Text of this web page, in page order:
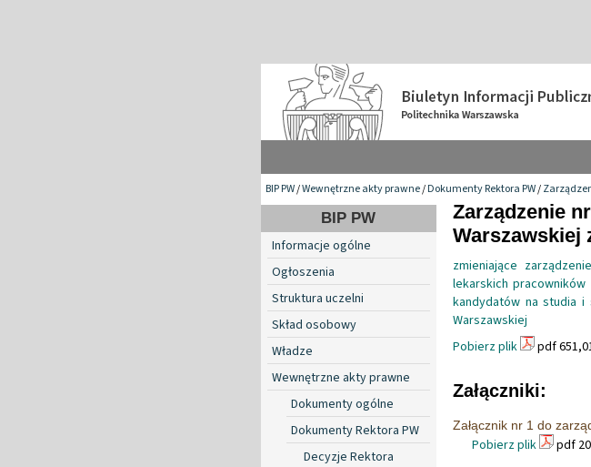
BIP PW/Wewnętrzne akty prawne/Dokumenty Rektora PW/
BIP PW
Informacje ogólne
Ogłoszenia
Struktura uczelni
Skład osobowy
Władze
Wewnętrzne akty prawne
Dokumenty ogólne
Dokumenty Rektora PW
Decyzje Rektora
Zarządzenie
Warszawskiej
zmieniające
lekarskich
kandydatów na studia
Warszawskiej
Pobierz plik
pdf
Załączniki:
Załącznik nr 1 do
Pobierz plik pdf